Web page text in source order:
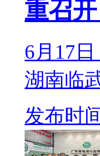
重召开
6月17
湖南临
发布时